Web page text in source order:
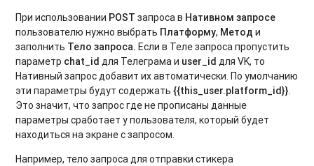
При использовании POSTзапроса в Нативном запросе
пользователю нужно выбрать Платформу, Метод и
заполнить Тело запроса.Если в Теле запроса пропустить
параметр chat_id для Телеграма и user_id для VK, то
Нативный запрос добавит их автоматически. По умолчанию
эти параметры будут содержать{{this_user.platform_id}}
Это значит, что запрос где не прописаны данные
параметры сработает у пользователя, который будет
находиться на экране с запросом.
Например, тело запроса для отправки стикера